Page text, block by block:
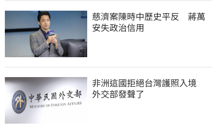
慈濟案陳時中歷史平反　蔣萬
安失政治信用
非洲這國拒絕台灣護照入境
外交部發聲了